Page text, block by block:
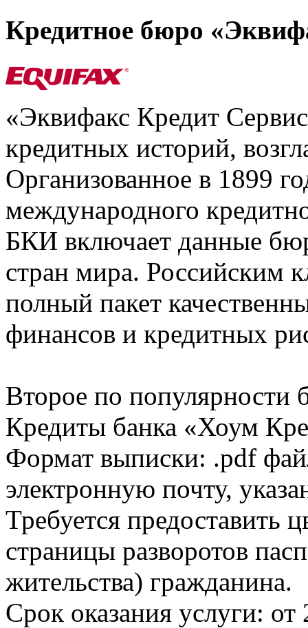
Кредитное бюро
«Эквифакс Кредит
кредитных историй,
Организованное в 1899
международного
БКИ включает данные
стран мира. Российским
полный пакет
финансов и кредитных
Второе по популярности
Кредиты банка «Хоум
Формат выписки: .pdf
электронную почту,
Требуется предоставить
страницы разворотов
жительства) гражданина.
Срок оказания услуги: от